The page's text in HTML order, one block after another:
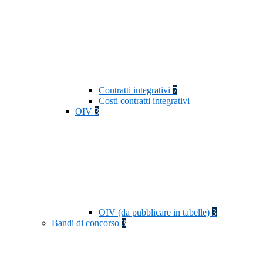
Contratti integrativi 7
Costi contratti integrativi
OIV 3
OIV (da pubblicare in tabelle) 3
Bandi di concorso 3